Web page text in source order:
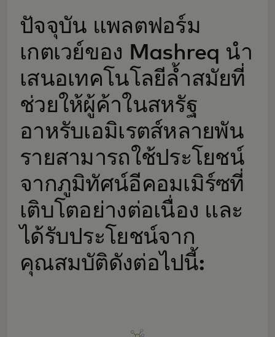
ปัจจุบัน แพลตฟอร์ม
เกตเวย์ของ Mashreq นำ
เสนอเทคโนโลยีล้ำสมัยที่
ช่วยให้ผู้ค้าในสหรัฐ
อาหรับเอมิเรตส์หลายพัน
รายสามารถใช้ประโยชน์
จากภูมิทัศน์อีคอมเมิร์ซที่
เติบโตอย่างต่อเนื่อง และ
ได้รับประโยชน์จาก
คุณสมบัติดังต่อไปนี้: